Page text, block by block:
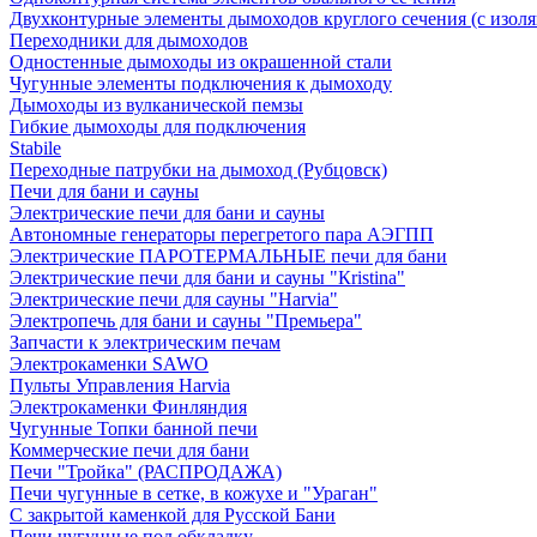
Двухконтурные элементы дымоходов круглого сечения (с
Переходники для дымоходов
Одностенные дымоходы из окрашенной стали
Чугунные элементы подключения к дымоходу
Дымоходы из вулканической пемзы
Гибкие дымоходы для подключения
Stabile
Переходные патрубки на дымоход (Рубцовск)
Печи для бани и сауны
Электрические печи для бани и сауны
Автономные генераторы перегретого пара АЭГПП
Электрические ПАРОТЕРМАЛЬНЫЕ печи для бани
Электрические печи для бани и сауны "Кristina"
Электрические печи для сауны "Harvia"
Электропечь для бани и сауны "Премьера"
Запчасти к электрическим печам
Электрокаменки SAWO
Пульты Управления Harvia
Электрокаменки Финляндия
Чугунные Топки банной печи
Коммерческие печи для бани
Печи "Тройка" (РАСПРОДАЖА)
Печи чугунные в сетке, в кожухе и "Ураган"
С закрытой каменкой для Русской Бани